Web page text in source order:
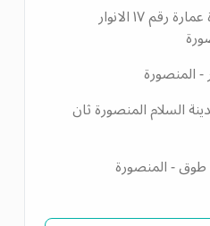
ش بنك مصر المنصورة عمارة رقم ١٧ الانوار
المنصورة
السلام المنصورة ثان
طوق - المنصورة